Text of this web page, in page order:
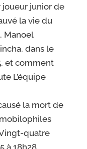
joueur juniorde
la vie du
Manoel
dans le
et comment
L’équipe
la mort de
quatre